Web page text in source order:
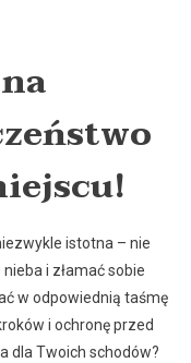
istotna – nie
i złamać sobie
w odpowiednią taśmę
i ochronę przed
dla Twoich schodów?